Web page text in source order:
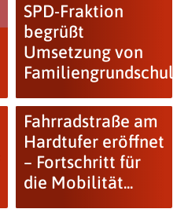
SPD-Fraktion
begrüßt
Umsetzung von
Fahrradstraße am
Hardtufer eröffnet
– Fortschritt für
die Mobilität...